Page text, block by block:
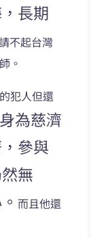
長期
不起台灣
。
犯人但還
身為慈濟
參與
無
而且他還